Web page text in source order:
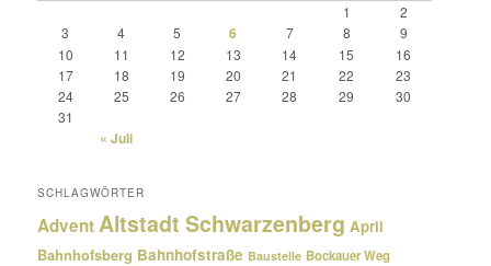
1
2
3
4 5 6 7 8
9
10
11 12 13 14 15
16
17
18 19 20 21 22
23
24
25 26 27 28 29
30
31
« Juli
SCHLAGWÖRTER
AdventAltstadt Schwarzenberg April
Bahnhofsberg Bahnhofstraße Baustelle Bockauer Weg